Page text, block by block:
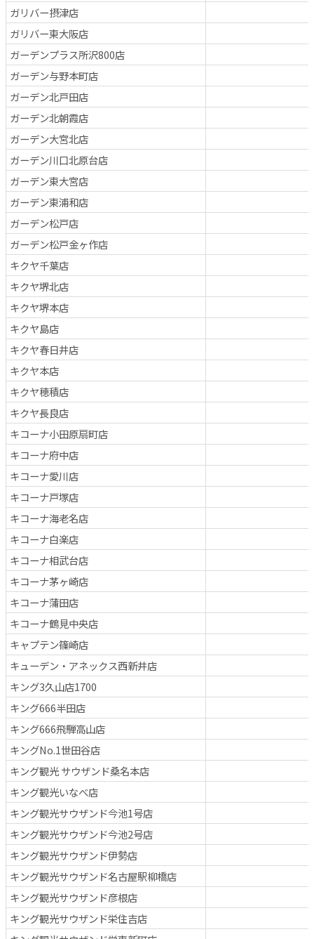
ガリバー摂津店
ガリバー東大阪店
ガーデンプラス所沢800店
ガーデン与野本町店
ガーデン北戸田店
ガーデン北朝霞店
ガーデン大宮北店
ガーデン川口北原台店
ガーデン東大宮店
ガーデン東浦和店
ガーデン松戸店
ガーデン松戸金ヶ作店
キクヤ千葉店
キクヤ堺北店
キクヤ堺本店
キクヤ島店
キクヤ春日井店
キクヤ本店
キクヤ穂積店
キクヤ長良店
キコーナ小田原扇町店
キコーナ府中店
キコーナ愛川店
キコーナ戸塚店
キコーナ海老名店
キコーナ白楽店
キコーナ相武台店
キコーナ茅ヶ崎店
キコーナ蒲田店
キコーナ鶴見中央店
キャプテン篠崎店
キューデン・アネックス西新井店
キング3久山店1700
キング666半田店
キング666飛騨高山店
キングNo.1世田谷店
キング観光 サウザンド桑名本店
キング観光いなべ店
キング観光サウザンド今池1号店
キング観光サウザンド今池2号店
キング観光サウザンド伊勢店
キング観光サウザンド名古屋駅柳橋店
キング観光サウザンド彦根店
キング観光サウザンド栄住吉店